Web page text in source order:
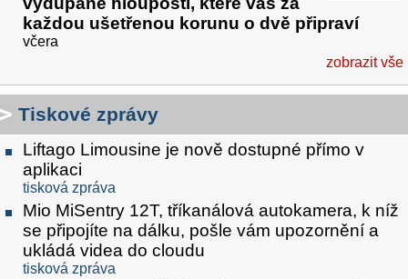
každou ušetřenou korunu o dvě připraví
včera
zobrazit vše
Tiskové zprávy
Liftago Limousine je nově dostupné přímo v
aplikaci
tisková zpráva
Mio MiSentry 12T, tříkanálová autokamera, k níž
se připojíte na dálku, pošle vám upozornění a
ukládá videa do cloudu
tisková zpráva